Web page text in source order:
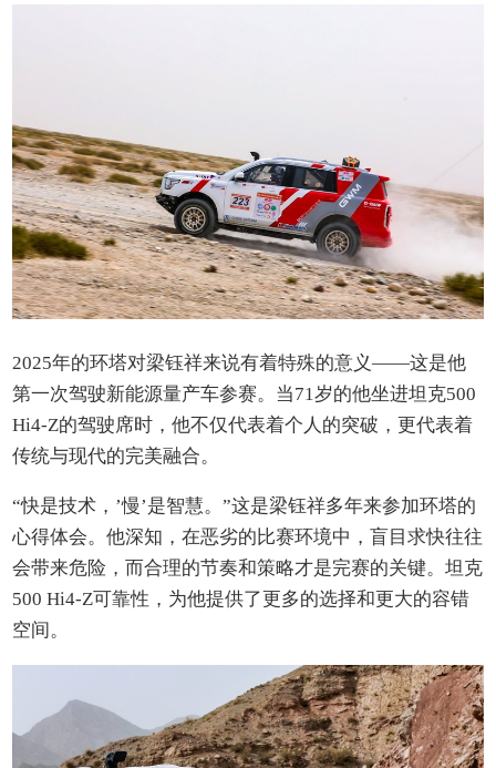
2025年的环塔对梁钰祥来说有着特殊的意义——这是他
第一次驾驶新能源量产车参赛。当71岁的他坐进坦克500
Hi4-Z的驾驶席时，他不仅代表着个人的突破，更代表着
传统与现代的完美融合。
“快是技术，’慢’是智慧。”这是梁钰祥多年来参加环塔的
心得体会。他深知，在恶劣的比赛环境中，盲目求快往往
会带来危险，而合理的节奏和策略才是完赛的关键。坦克
500 Hi4-Z可靠性，为他提供了更多的选择和更大的容错
空间。